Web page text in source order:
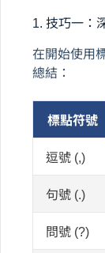
1. 技巧一：
在開始使用
總結：
標點符號
逗號 (,)
句號 (.)
問號 (?)